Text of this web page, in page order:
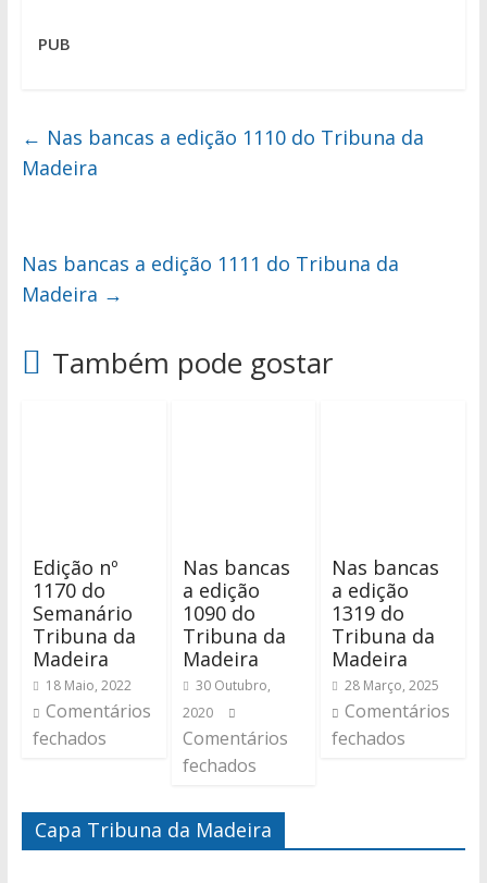
PUB
← Nas bancas a edição 1110 do Tribuna da
Madeira
Nas bancas a edição 1111 do Tribuna da
Madeira →
Também pode gostar
Edição nº
1170 do
Semanário
Tribuna da
Madeira
18 Maio, 2022
Comentários
fechados
Nas bancas
a edição
1090 do
Tribuna da
Madeira
30 Outubro,
2020
Comentários
fechados
Nas bancas
a edição
1319 do
Tribuna da
Madeira
28 Março, 2025
Comentários
fechados
Capa Tribuna da Madeira